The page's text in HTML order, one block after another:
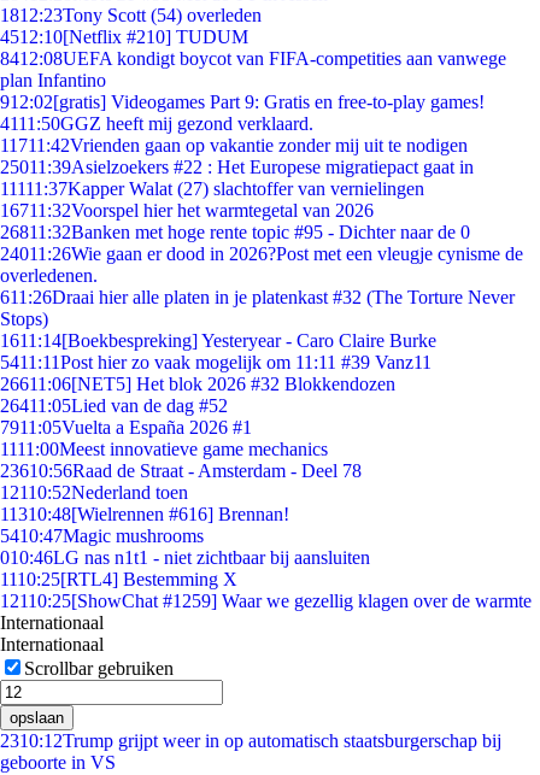
1812:23Tony Scott (54) overleden
4512:10[Netflix #210] TUDUM
8412:08UEFA kondigt boycot van FIFA-competities aan vanwege
plan Infantino
912:02[gratis] Videogames Part 9: Gratis en free-to-play games!
4111:50GGZ heeft mij gezond verklaard.
11711:42Vrienden gaan op vakantie zonder mij uit te nodigen
25011:39Asielzoekers #22 : Het Europese migratiepact gaat in
11111:37Kapper Walat (27) slachtoffer van vernielingen
16711:32Voorspel hier het warmtegetal van 2026
26811:32Banken met hoge rente topic #95 - Dichter naar de 0
24011:26Wie gaan er dood in 2026?Post met een vleugje cynisme de
overledenen.
611:26Draai hier alle platen in je platenkast #32 (The Torture Never
Stops)
1611:14[Boekbespreking] Yesteryear - Caro Claire Burke
5411:11Post hier zo vaak mogelijk om 11:11 #39 Vanz11
26611:06[NET5] Het blok 2026 #32 Blokkendozen
26411:05Lied van de dag #52
7911:05Vuelta a España 2026 #1
1111:00Meest innovatieve game mechanics
23610:56Raad de Straat - Amsterdam - Deel 78
12110:52Nederland toen
11310:48[Wielrennen #616] Brennan!
5410:47Magic mushrooms
010:46LG nas n1t1 - niet zichtbaar bij aansluiten
1110:25[RTL4] Bestemming X
12110:25[ShowChat #1259] Waar we gezellig klagen over de warmte
Internationaal
Internationaal
Scrollbar gebruiken
opslaan
2310:12Trump grijpt weer in op automatisch staatsburgerschap bij
geboorte in VS